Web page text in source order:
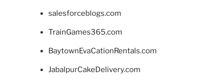
salesforceblogs.com
TrainGames365.com
BaytownEvaCationRentals.com
JabalpurCakeDelivery.com